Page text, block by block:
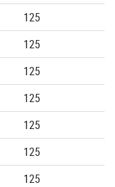
125
125
125
125
125
125
125